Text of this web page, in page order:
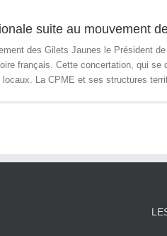
suite au mouvement
des Gilets Jaunes le Président
français. Cette concertation, qui se
La CPME et ses structures